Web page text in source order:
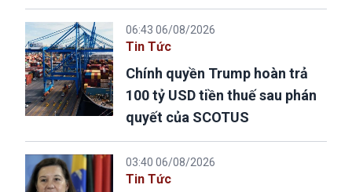
06:43 06/08/2026
Tin Tức
Chính quyền Trump hoàn trả
100 tỷ USD tiền thuế sau phán
quyết của SCOTUS
03:40 06/08/2026
Tin Tức